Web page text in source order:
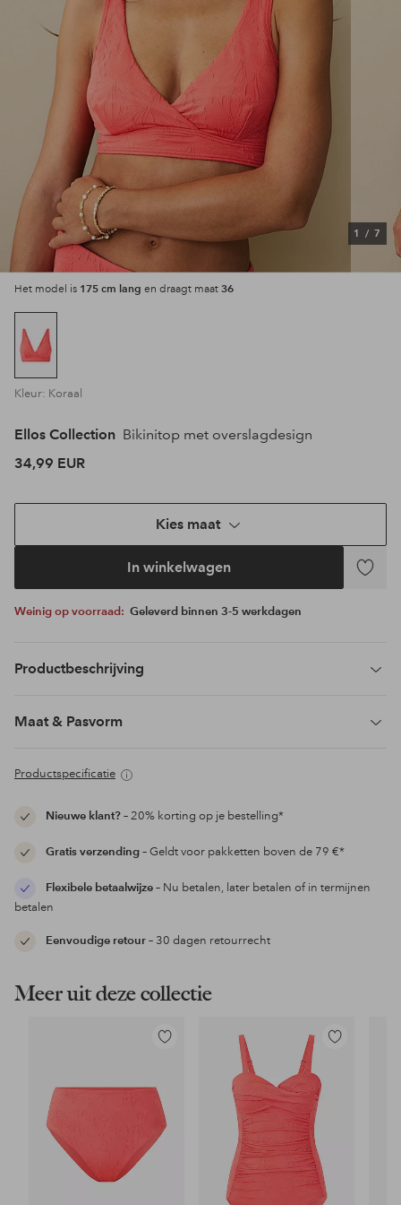
1 / 7
Het model is 175 cm lang en draagt maat 36
Kleur: Koraal
Ellos Collection Bikinitop met overslagdesign
34,99 EUR
Kies maat
In winkelwagen
Weinig op voorraad: Geleverd binnen 3-5 werkdagen
Productbeschrijving
Maat & Pasvorm
Productspecificatie
Nieuwe klant?– 20% korting op je bestelling*
Gratis verzending– Geldt voor pakketten boven de 79 €*
Flexibele betaalwijze– Nu betalen, later betalen of in termijnen
betalen
Eenvoudige retour– 30 dagen retourrecht
Meer uit deze collectie
Toevoegen
Toevoegen